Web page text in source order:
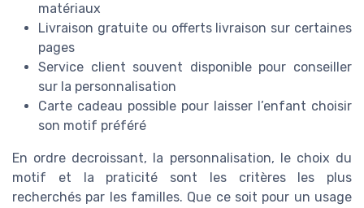
matériaux
Livraison gratuite ou offerts livraison sur certaines
pages
Service client souvent disponible pour conseiller
sur la personnalisation
Carte cadeau possible pour laisser l’enfant choisir
son motif préféré
En ordre decroissant, la personnalisation, le choix du
motif et la praticité sont les critères les plus
recherchés par les familles. Que ce soit pour un usage